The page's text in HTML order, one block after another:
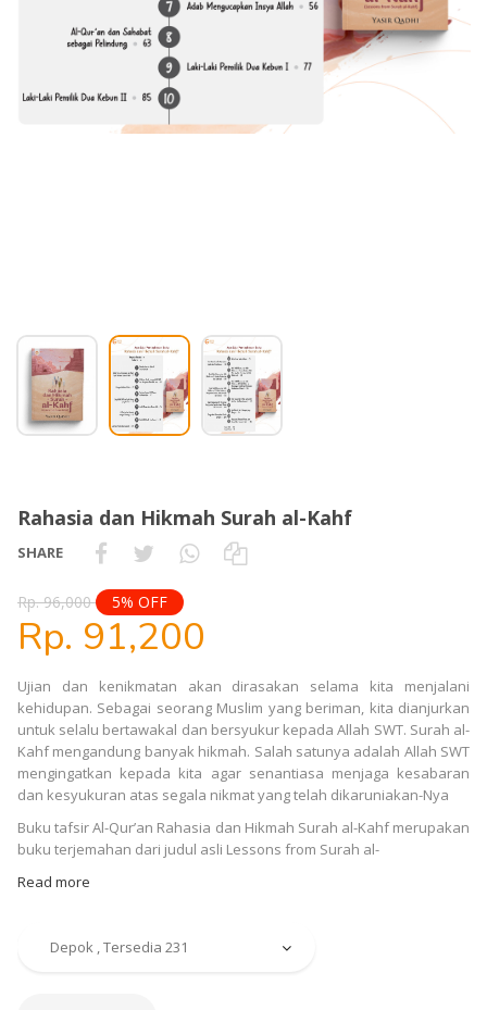
Rahasia dan Hikmah Surah al-Kahf
SHARE
Rp. 96,000 5% OFF
Rp. 91,200
Ujian dan kenikmatan akan dirasakan selama kita menjalani
kehidupan. Sebagai seorang Muslim yang beriman, kita dianjurkan
untuk selalu bertawakal dan bersyukur kepada Allah SWT. Surah al-
Kahf mengandung banyak hikmah. Salah satunya adalah Allah SWT
mengingatkan kepada kita agar senantiasa menjaga kesabaran
dan kesyukuran atas segala nikmat yang telah dikaruniakan-Nya
Buku tafsir Al-Qur’an Rahasia dan Hikmah Surah al-Kahf merupakan
buku terjemahan dari judul asli Lessons from Surah al-
Read more